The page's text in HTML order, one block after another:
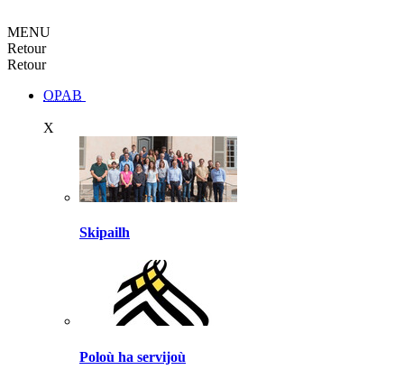
MENU
Retour
Retour
OPAB
X
Skipailh
Poloù ha servijoù